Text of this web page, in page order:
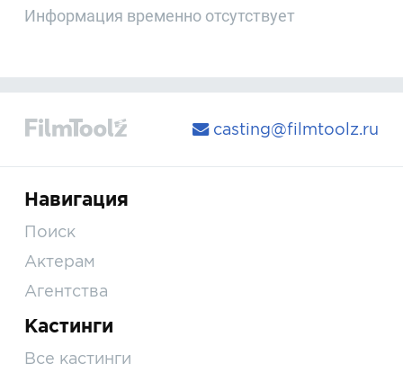
Информация временно отсутствует
casting@filmtoolz.ru
Навигация
Поиск
Актерам
Агентства
Кастинги
Все кастинги